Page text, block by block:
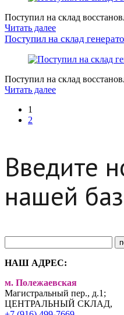
Поступил на склад
Читать далее
Поступил на склад
Поступил на склад
Читать далее
1
2
Введите
нашей
НАШ АДРЕС:
м. Полежаевская
Магистральный пер., д.1;
ЦЕНТРАЛЬНЫЙ СКЛАД,